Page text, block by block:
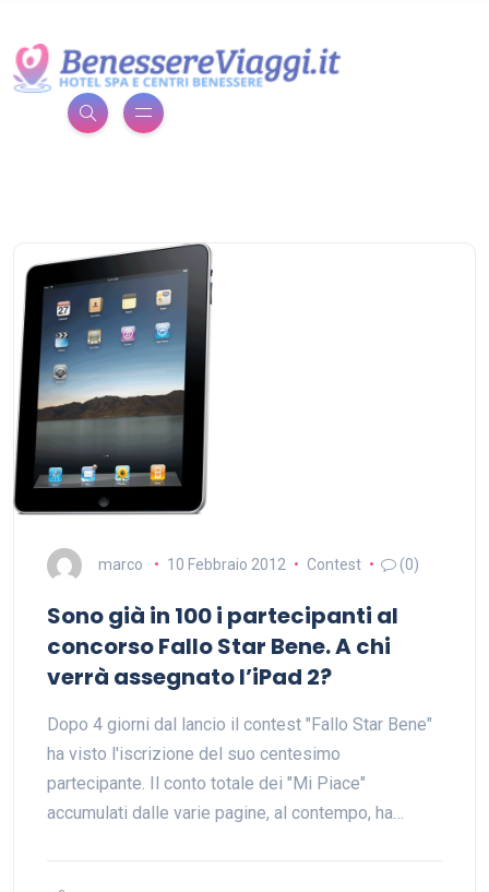
marco 10 Febbraio 2012 Contest (0)
Sono già in 100 i partecipanti al
concorso Fallo Star Bene. A chi
verrà assegnato l’iPad 2?
Dopo 4 giorni dal lancio il contest "Fallo Star Bene"
ha visto l'iscrizione del suo centesimo
partecipante. Il conto totale dei "Mi Piace"
accumulati dalle varie pagine, al contempo, ha…